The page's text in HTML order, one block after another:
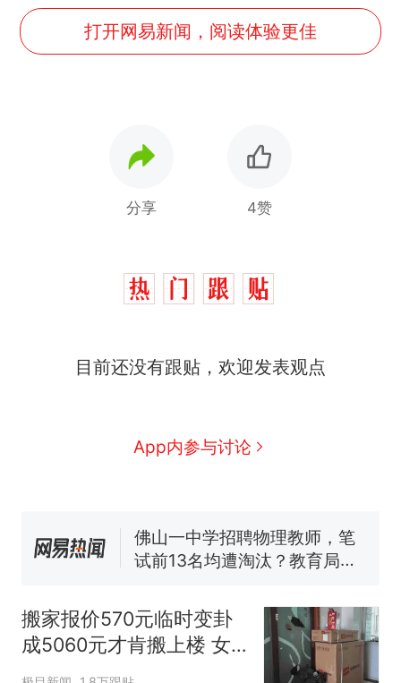
打开网易新闻，阅读体验更佳
分享 4赞
目前还没有跟贴，欢迎发表观点
App内参与讨论
人生
新 搬家报价570元，搬到楼下
试前13名均遭淘汰？教育局：
已叫停招聘，成立调查组全面
核查
空调24小时开着反而更省电？
电力部门回应
搜，网友：天塌了！
南航一航班疑向乘客发放西梅
汁，致多名乘客在飞行途中排
搬家报价570元临时变卦
成5060元才肯搬上楼 女
子傻眼